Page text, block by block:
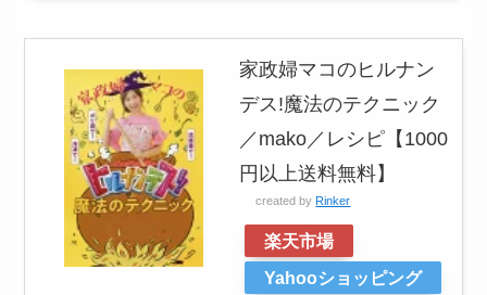
家政婦マコのヒルナン
デス!魔法のテクニック
／mako／レシピ【1000
円以上送料無料】
created by Rinker
楽天市場
Yahooショッピング